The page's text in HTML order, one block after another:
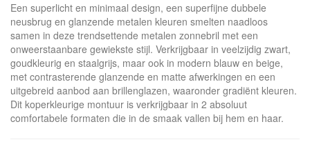
Een superlicht en minimaal design, een superfijne dubbele
neusbrug en glanzende metalen kleuren smelten naadloos
samen in deze trendsettende metalen zonnebril met een
onweerstaanbare gewiekste stijl. Verkrijgbaar in veelzijdig zwart,
goudkleurig en staalgrijs, maar ook in modern blauw en beige,
met contrasterende glanzende en matte afwerkingen en een
uitgebreid aanbod aan brillenglazen, waaronder gradiënt kleuren.
Dit koperkleurige montuur is verkrijgbaar in 2 absoluut
comfortabele formaten die in de smaak vallen bij hem en haar.